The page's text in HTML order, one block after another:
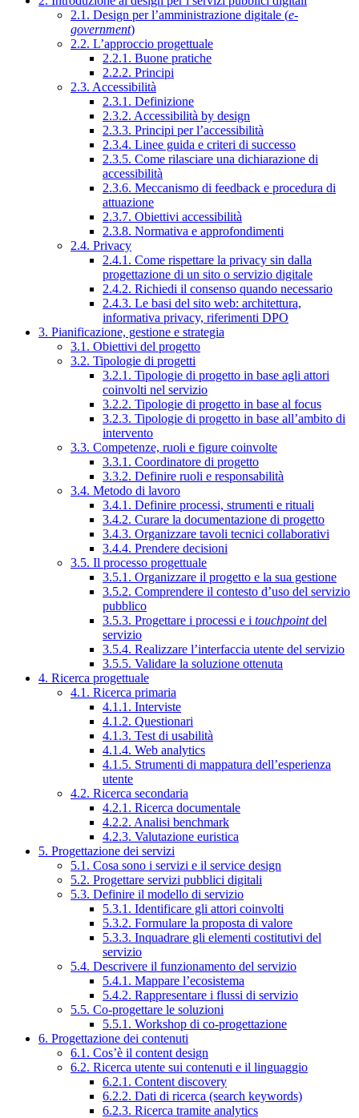
2.1. Design per l’amministrazione digitale (e-
government)
2.2. L’approccio progettuale
2.2.1. Buone pratiche
2.2.2. Principi
2.3. Accessibilità
2.3.1. Definizione
2.3.2. Accessibilità by design
2.3.3. Principi per l’accessibilità
2.3.4. Linee guida e criteri di successo
2.3.5. Come rilasciare una dichiarazione di
accessibilità
2.3.6. Meccanismo di feedback e procedura di
attuazione
2.3.7. Obiettivi accessibilità
2.3.8. Normativa e approfondimenti
2.4. Privacy
2.4.1. Come rispettare la privacy sin dalla
progettazione di un sito o servizio digitale
2.4.2. Richiedi il consenso quando necessario
2.4.3. Le basi del sito web: architettura,
informativa privacy, riferimenti DPO
3. Pianificazione, gestione e strategia
3.1. Obiettivi del progetto
3.2. Tipologie di progetti
3.2.1. Tipologie di progetto in base agli attori
coinvolti nel servizio
3.2.2. Tipologie di progetto in base al focus
3.2.3. Tipologie di progetto in base all’ambito di
intervento
3.3. Competenze, ruoli e figure coinvolte
3.3.1. Coordinatore di progetto
3.3.2. Definire ruoli e responsabilità
3.4. Metodo di lavoro
3.4.1. Definire processi, strumenti e rituali
3.4.2. Curare la documentazione di progetto
3.4.3. Organizzare tavoli tecnici collaborativi
3.4.4. Prendere decisioni
3.5. Il processo progettuale
3.5.1. Organizzare il progetto e la sua gestione
3.5.2. Comprendere il contesto d’uso del servizio
pubblico
3.5.3. Progettare i processi e i touchpointdel
servizio
3.5.4. Realizzare l’interfaccia utente del servizio
3.5.5. Validare la soluzione ottenuta
4. Ricerca progettuale
4.1. Ricerca primaria
4.1.1. Interviste
4.1.2. Questionari
4.1.3. Test di usabilità
4.1.4. Web analytics
4.1.5. Strumenti di mappatura dell’esperienza
utente
4.2. Ricerca secondaria
4.2.1. Ricerca documentale
4.2.2. Analisi benchmark
4.2.3. Valutazione euristica
5. Progettazione dei servizi
5.1. Cosa sono i servizi e il service design
5.2. Progettare servizi pubblici digitali
5.3. Definire il modello di servizio
5.3.1. Identificare gli attori coinvolti
5.3.2. Formulare la proposta di valore
5.3.3. Inquadrare gli elementi costitutivi del
servizio
5.4. Descrivere il funzionamento del servizio
5.4.1. Mappare l’ecosistema
5.4.2. Rappresentare i flussi di servizio
5.5. Co-progettare le soluzioni
5.5.1. Workshop di co-progettazione
6. Progettazione dei contenuti
6.1. Cos’è il content design
6.2. Ricerca utente sui contenuti e il linguaggio
6.2.1. Content discovery
6.2.2. Dati di ricerca (search keywords)
6.2.3. Ricerca tramite analytics